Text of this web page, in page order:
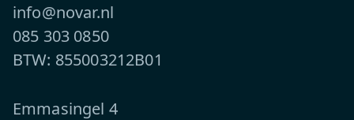
info@novar.nl
085 303 0850
BTW: 855003212B01
Emmasingel 4